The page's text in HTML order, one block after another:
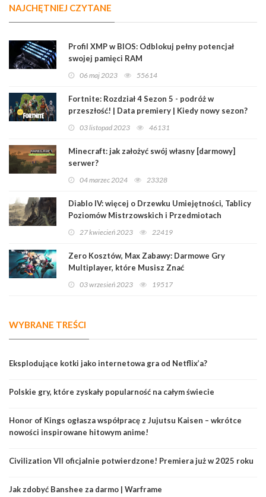
NAJCHĘTNIEJ CZYTANE
Profil XMP w BIOS: Odblokuj pełny potencjał
swojej pamięci RAM
06 maj 2023 55614
Fortnite: Rozdział 4 Sezon 5 - podróż w
przeszłość! | Data premiery | Kiedy nowy sezon?
03 listopad 2023 46131
Minecraft: jak założyć swój własny [darmowy]
serwer?
04 marzec 2024 23328
Diablo IV: więcej o Drzewku Umiejętności, Tablicy
Poziomów Mistrzowskich i Przedmiotach
27 kwiecień 2023 22419
Zero Kosztów, Max Zabawy: Darmowe Gry
Multiplayer, które Musisz Znać
03 wrzesień 2023 19517
WYBRANE TREŚCI
Eksplodujące kotki jako internetowa gra od Netflix’a?
Polskie gry, które zyskały popularność na całym świecie
Honor of Kings ogłasza współpracę z Jujutsu Kaisen – wkrótce
nowości inspirowane hitowym anime!
Civilization VII oficjalnie potwierdzone! Premiera już w 2025 roku
Jak zdobyć Banshee za darmo | Warframe